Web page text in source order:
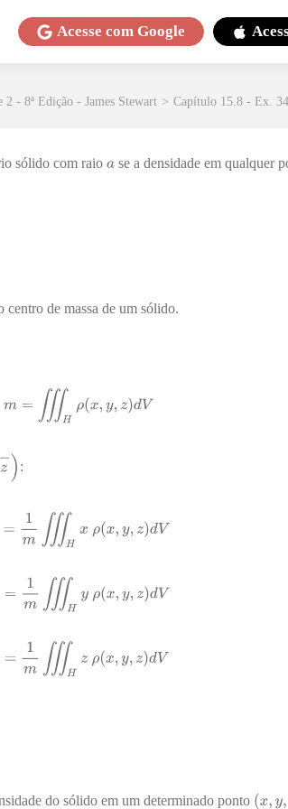
Acesse com Google
2 - 8ª Edição - James Stewart > Capítulo 15.8 - Ex. 34
sólido com raio
se a densidade em qualquer
centro de massa de um sólido.
:
do sólido em um determinado ponto